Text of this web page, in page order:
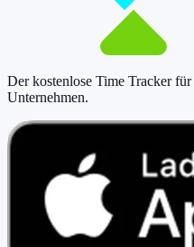
Der kostenlose Time Tracker
Unternehmen.